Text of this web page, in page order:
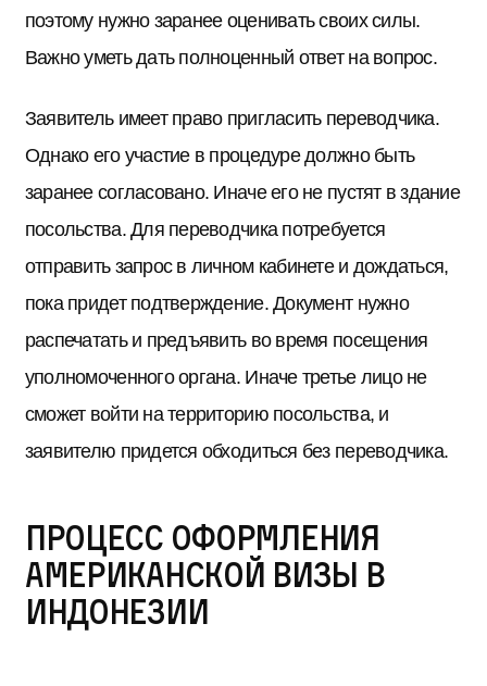
поэтому нужно заранее оценивать своих силы.
Важно уметь дать полноценный ответ на вопрос.
Заявитель имеет право пригласить переводчика.
Однако его участие в процедуре должно быть
заранее согласовано. Иначе его не пустят в здание
посольства. Для переводчика потребуется
отправить запрос в личном кабинете и дождаться,
пока придет подтверждение. Документ нужно
распечатать и предъявить во время посещения
уполномоченного органа. Иначе третье лицо не
сможет войти на территорию посольства, и
заявителю придется обходиться без переводчика.
Процесс оформления
американской визы в
Индонезии